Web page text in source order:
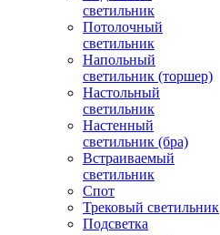
светильник
Потолочный
светильник
Напольный
светильник (торшер)
Настольный
светильник
Настенный
светильник (бра)
Встраиваемый
светильник
Спот
Трековый светильник
Подсветка